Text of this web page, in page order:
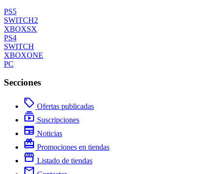
PS5
SWITCH2
XBOXSX
PS4
SWITCH
XBOXONE
PC
Secciones
local_offer Ofertas publicadas
subscriptions Suscripciones
newspaper Noticias
redeem Promociones en tiendas
storefront Listado de tiendas
mail